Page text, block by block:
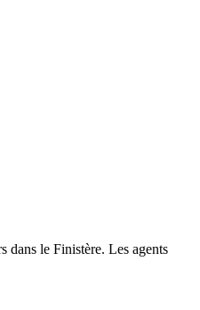
dans le Finistère. Les agents